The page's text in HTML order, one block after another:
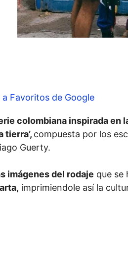
Favoritos de Google
colombiana inspirada en
tierra’, compuesta por los
Guerty.
imágenes del rodaje que se
imprimiendole así la